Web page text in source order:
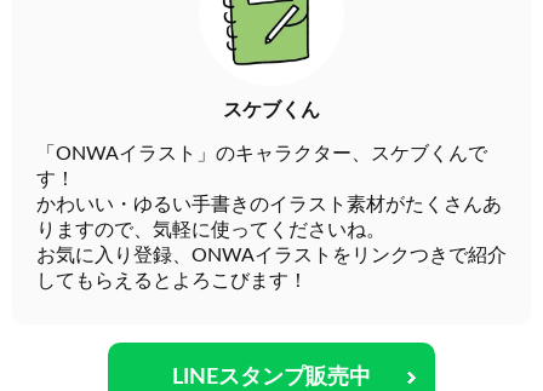
スケブくん
「ONWAイラスト」のキャラクター、スケブくんで
す！
かわいい・ゆるい手書きのイラスト素材がたくさんあ
りますので、気軽に使ってくださいね。
お気に入り登録、ONWAイラストをリンクつきで紹介
してもらえるとよろこびます！
LINEスタンプ販売中